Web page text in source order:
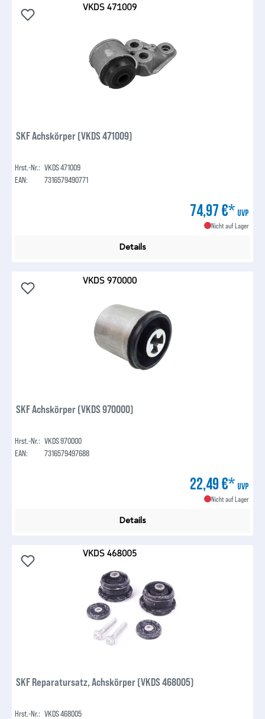
SKF Achskörper (VKDS 471009)
Hrst.-Nr.: VKDS 471009
EAN:
7316579490771
74,97 €* UVP
Nicht auf Lager
Details
SKF Achskörper (VKDS 970000)
Hrst.-Nr.: VKDS 970000
EAN:
7316579497688
22,49 €* UVP
Nicht auf Lager
Details
SKF Reparatursatz, Achskörper (VKDS 468005)
Hrst.-Nr.: VKDS 468005